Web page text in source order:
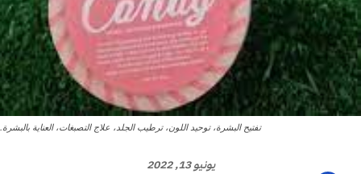
تفتيح البشرة، توحيد اللون، ترطيب الجلد، علاج التصبغات، العناية بالبشرة.
يونيو 13, 2022